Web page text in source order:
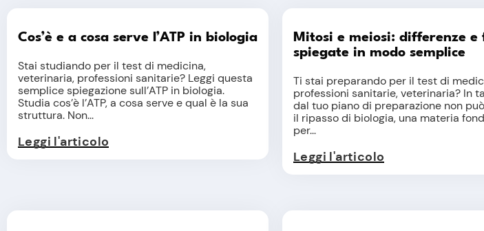
Cos’è e a cosa serve l’ATP in biologia
Stai studiando per il test di medicina,
veterinaria, professioni sanitarie? Leggi questa
semplice spiegazione sull’ATP in biologia.
Studia cos’è l’ATP, a cosa serve e qual è la sua
struttura. Non...
Leggi l'articolo
Mitosi e meiosi: differenze e
spiegate in modo semplice
Ti stai preparando per il test di
professioni sanitarie, veterinaria? In
dal tuo piano di preparazione non
il ripasso di biologia, una materia
per...
Leggi l'articolo